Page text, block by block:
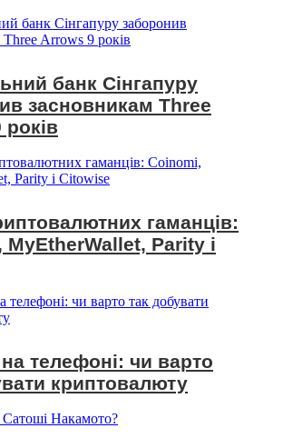
банк Сінгапуру
засновникам Three
гаманців:
MyEtherWallet, Parity і
телефоні: чи варто
криптовалюту